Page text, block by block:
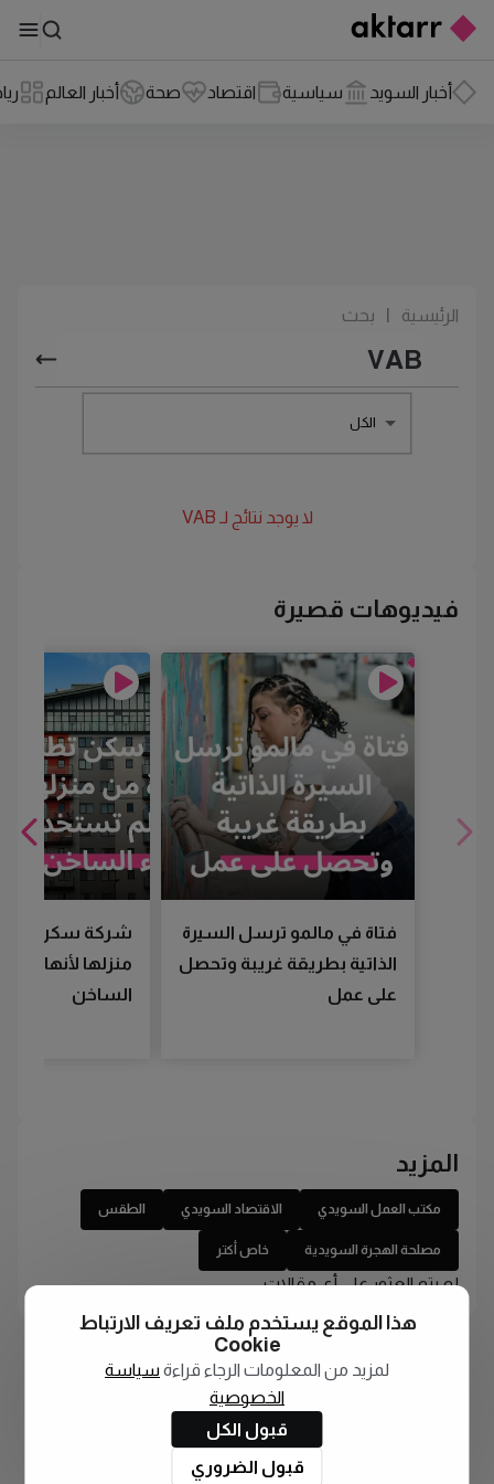
أخبار السويد سياسية اقتصاد صحة أخبار العالم
الرئيسية بحث
الكل
لا يوجد نتائج لـ VAB
فيديوهات قصيرة
فتاة في مالمو ترسل السيرة
الذاتية بطريقة غريبة وتحصل
على عمل
شركة سكن
منزلها لأنها لم
الساخن
المزيد
مكتب العمل السويدي الاقتصاد السويدي الطقس
مصلحة الهجرة السويدية خاص أكتر
لم يتم العثور على أي مقالات
هذا الموقع يستخدم ملف تعريف الارتباط
Cookie
لمزيد من المعلومات الرجاء قراءة سياسة
الخصوصية
قبول الكل
قبول الضروري